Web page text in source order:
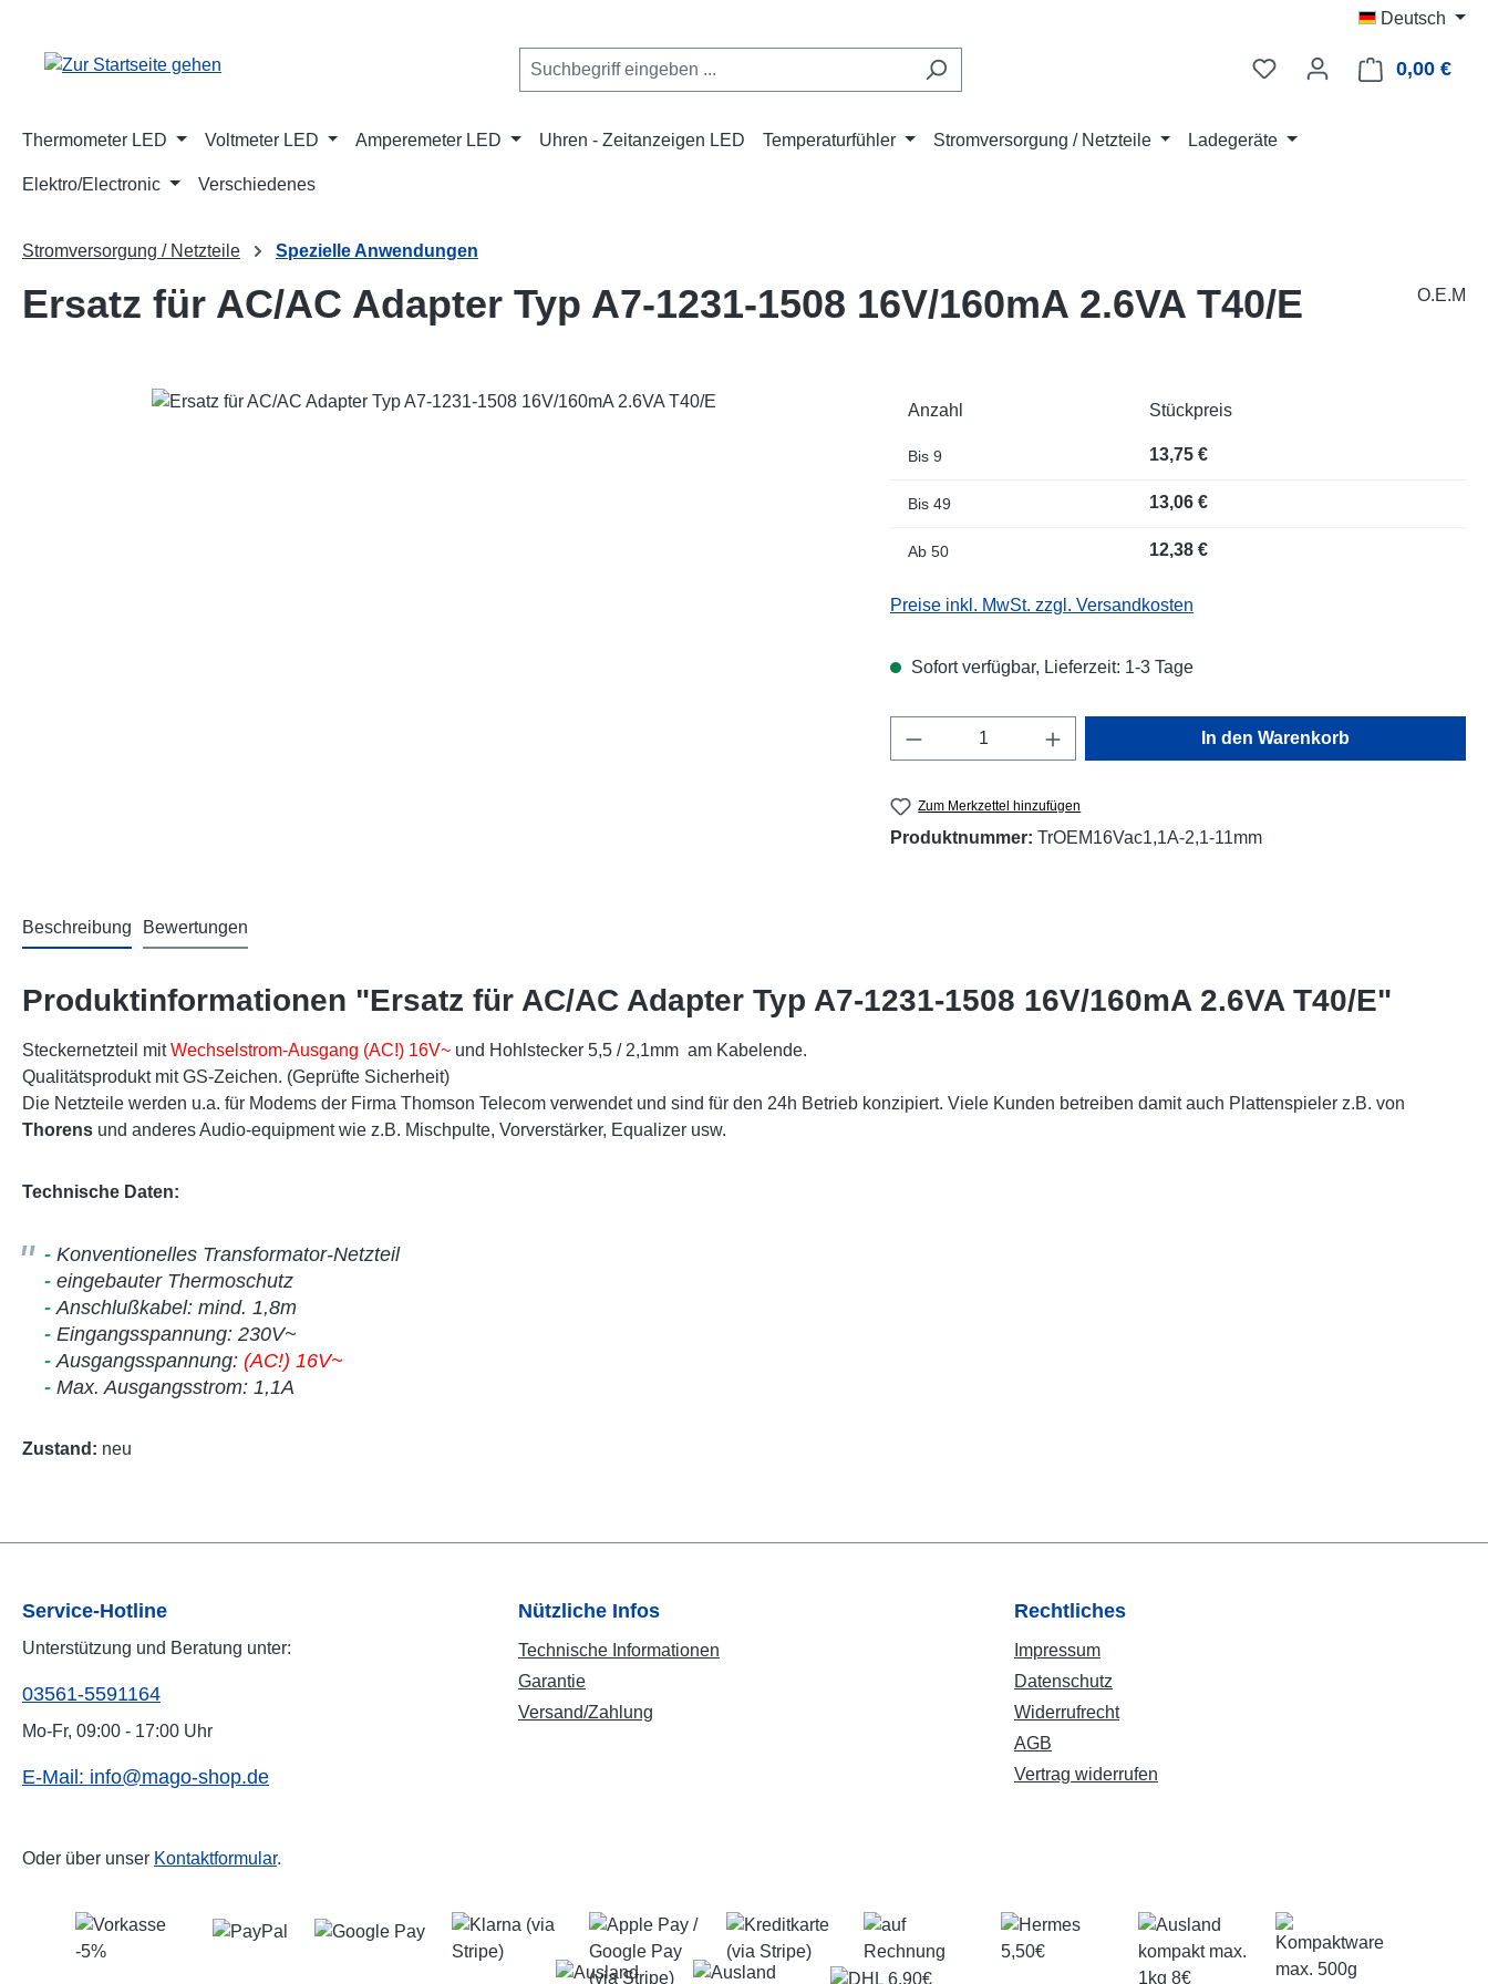
Deutsch
0,00 €
Thermometer LED Voltmeter LED Amperemeter LED Uhren - Zeitanzeigen LED Temperaturfühler Stromversorgung / Netzteile Ladegeräte
Elektro/Electronic Verschiedenes
Stromversorgung / Netzteile Spezielle Anwendungen
Ersatz für AC/AC Adapter Typ A7-1231-1508 16V/160mA 2.6VA T40/E O.E.M
Bildergalerie überspringen
Anzahl Stückpreis
Bis 9 13,75 €
Bis 49 13,06 €
Ab 50 12,38 €
Preise inkl. MwSt. zzgl. Versandkosten
Sofort verfügbar, Lieferzeit: 1-3 Tage
Produkt Anzahl: Gib den gewünschten Wert ein
In den Warenkorb
Zum Merkzettel hinzufügen
Produktnummer: TrOEM16Vac1,1A-2,1-11mm
Beschreibung Bewertungen
Produktinformationen "Ersatz für AC/AC Adapter Typ A7-1231-1508 16V/160mA 2.6VA T40/E"
Steckernetzteil mitWechselstrom-Ausgang (AC!) 16V~ und Hohlstecker 5,5 / 2,1mm am Kabelende.
Qualitätsprodukt mit GS-Zeichen. (Geprüfte Sicherheit)
Die Netzteile werden u.a. für Modems der Firma Thomson Telecom verwendet und sind für den 24h Betrieb konzipiert. Viele Kunden betreiben damit auch Plattenspieler z.B. von
Thorens und anderes Audio-equipment wie z.B. Mischpulte, Vorverstärker, Equalizer usw.
Technische Daten:
- Konventionelles Transformator-Netzteil
- eingebauter Thermoschutz
- Anschlußkabel: mind. 1,8m
- Eingangsspannung: 230V~
- Ausgangsspannung: (AC!) 16V~
- Max. Ausgangsstrom: 1,1A
Zustand: neu
Service-Hotline
Unterstützung und Beratung unter:
03561-5591164
Mo-Fr, 09:00 - 17:00 Uhr
E-Mail: info@mago-shop.de
Oder über unser Kontaktformular.
Nützliche Infos
Technische Informationen
Garantie
Versand/Zahlung
Rechtliches
Impressum
Datenschutz
Widerrufrecht
AGB
Vertrag widerrufen